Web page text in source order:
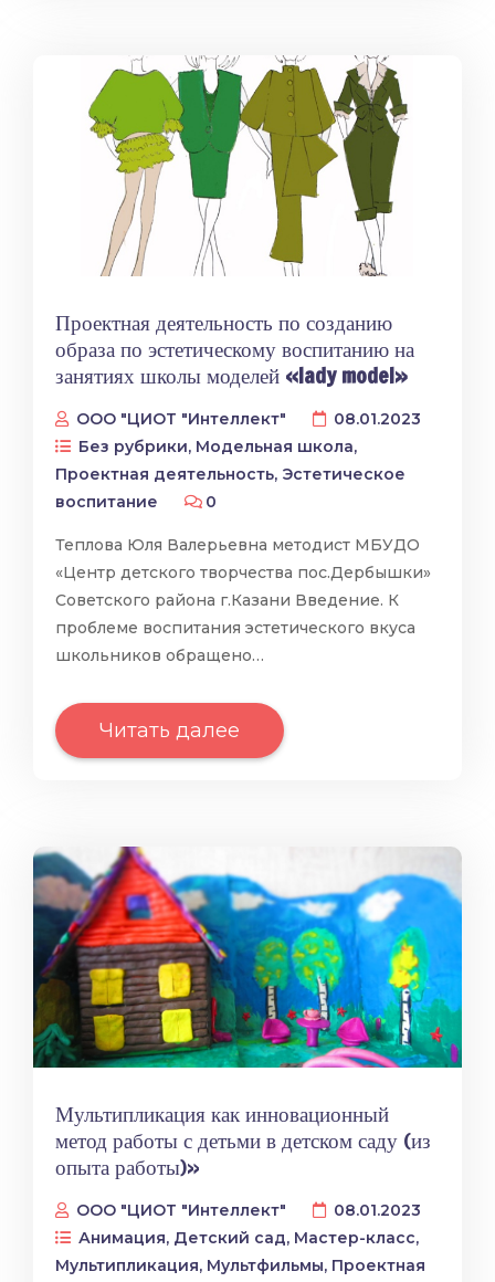
Проектная деятельность по созданию
образа по эстетическому воспитанию на
занятиях школы моделей «lady model»
ООО "ЦИОТ "Интеллект"
08.01.2023
Без рубрики, Модельная школа,
Проектная деятельность, Эстетическое
воспитание
0
Теплова Юля Валерьевна методист МБУДО
«Центр детского творчества пос.Дербышки»
Советского района г.Казани Введение. К
проблеме воспитания эстетического вкуса
школьников обращено…
Читать далее
Мультипликация как инновационный
метод работы с детьми в детском саду (из
опыта работы)»
ООО "ЦИОТ "Интеллект"
08.01.2023
Анимация, Детский сад, Мастер-класс,
Мультипликация, Мультфильмы, Проектная